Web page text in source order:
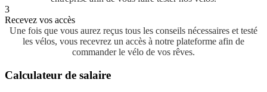
3
Recevez vos accès
Une fois que vous aurez reçus tous les conseils nécessaires et testé
les vélos, vous recevrez un accès à notre plateforme afin de
commander le vélo de vos rêves.
Calculateur de salaire